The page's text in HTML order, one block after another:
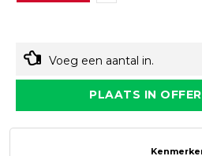
Voeg een aantal in.
PLAATS IN